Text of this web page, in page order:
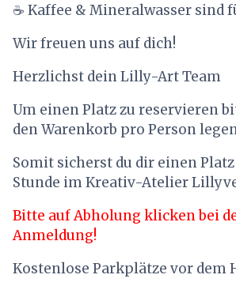
☕ Kaffee & Mineralwasser sind
Wir freuen uns auf dich!
Herzlichst dein Lilly-Art Team
Um einen Platz zu reservieren
den Warenkorb pro Person
Somit sicherst du dir einen
Stunde im Kreativ-Atelier
Bitte auf Abholung klicken bei
Anmeldung!
Kostenlose Parkplätze vor dem